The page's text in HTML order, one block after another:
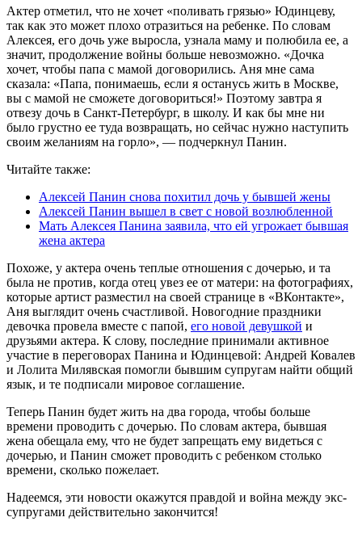
Актер отметил, что не хочет «поливать грязью» Юдинцеву,
так как это может плохо отразиться на ребенке. По словам
Алексея, его дочь уже выросла, узнала маму и полюбила ее, а
значит, продолжение войны больше невозможно. «Дочка
хочет, чтобы папа с мамой договорились. Аня мне сама
сказала: «Папа, понимаешь, если я останусь жить в Москве,
вы с мамой не сможете договориться!» Поэтому завтра я
отвезу дочь в Санкт-Петербург, в школу. И как бы мне ни
было грустно ее туда возвращать, но сейчас нужно наступить
своим желаниям на горло», — подчеркнул Панин.
Читайте также:
Алексей Панин снова похитил дочь у бывшей жены
Алексей Панин вышел в свет с новой возлюбленной
Мать Алексея Панина заявила, что ей угрожает бывшая
жена актера
Похоже, у актера очень теплые отношения с дочерью, и та
была не против, когда отец увез ее от матери: на фотографиях,
которые артист разместил на своей странице в «ВКонтакте»,
Аня выглядит очень счастливой. Новогодние праздники
девочка провела вместе с папой, его новой девушкой и
друзьями актера. К слову, последние принимали активное
участие в переговорах Панина и Юдинцевой: Андрей Ковалев
и Лолита Милявская помогли бывшим супругам найти общий
язык, и те подписали мировое соглашение.
Теперь Панин будет жить на два города, чтобы больше
времени проводить с дочерью. По словам актера, бывшая
жена обещала ему, что не будет запрещать ему видеться с
дочерью, и Панин сможет проводить с ребенком столько
времени, сколько пожелает.
Надеемся, эти новости окажутся правдой и война между экс-
супругами действительно закончится!